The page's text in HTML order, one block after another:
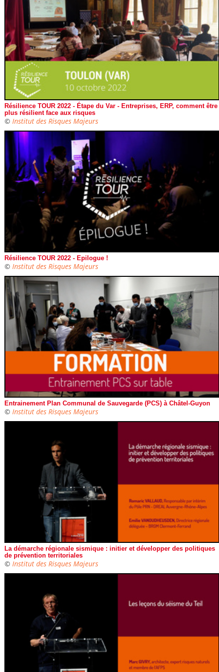
Résilience TOUR 2022 - Étape du Var - Entreprises, ERP, comment être
plus résilient face aux risques
© Institut des Risques Majeurs
Résilience TOUR 2022 - Epilogue !
© Institut des Risques Majeurs
Entrainement Plan Communal de Sauvegarde (PCS) à Châtel-Guyon
© Institut des Risques Majeurs
La démarche régionale sismique : initier et développer des politiques
de prévention territoriales
© Institut des Risques Majeurs